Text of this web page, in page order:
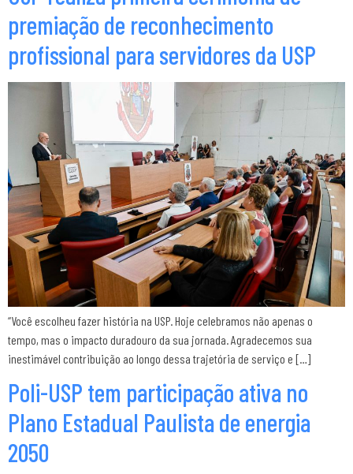
premiação de reconhecimento
profissional para servidores da USP
“Você escolheu fazer história na USP. Hoje celebramos não apenas o
tempo, mas o impacto duradouro da sua jornada. Agradecemos sua
inestimável contribuição ao longo dessa trajetória de serviço e […]
Poli-USP tem participação ativa no
Plano Estadual Paulista de energia
2050